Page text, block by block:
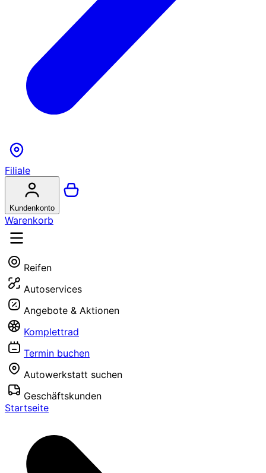
Filiale
Kundenkonto
Warenkorb
Reifen
Autoservices
Angebote & Aktionen
Komplettrad
Termin buchen
Autowerkstatt suchen
Geschäftskunden
Startseite